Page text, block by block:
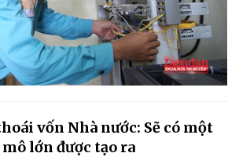
vốn Nhà nước: Sẽ có một
lớn được tạo ra